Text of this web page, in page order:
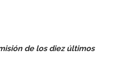
de los diez últimos